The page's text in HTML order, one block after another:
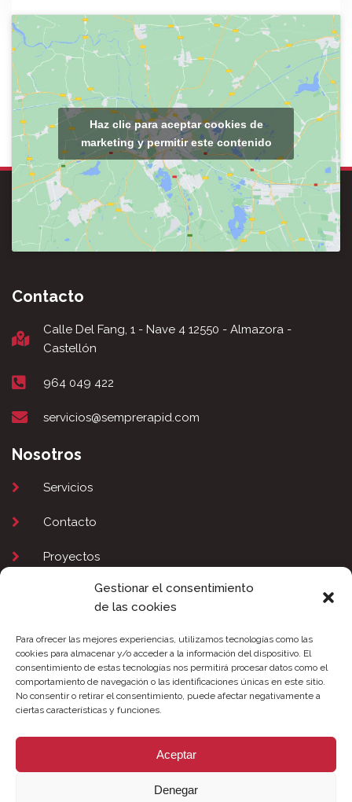
Gestionar el consentimiento
de las cookies
Para ofrecer las mejores experiencias, utilizamos tecnologías como las
cookies para almacenar y/o acceder a la información del dispositivo. El
consentimiento de estas tecnologías nos permitirá procesar datos como el
comportamiento de navegación o las identificaciones únicas en este sitio.
No consentir o retirar el consentimiento, puede afectar negativamente a
ciertas características y funciones.
Aceptar
Denegar
Haz clic para aceptar cookies de
marketing y permitir este contenido
Contacto
Calle Del Fang, 1 - Nave 4 12550 - Almazora -
Castellón
964 049 422
servicios@semprerapid.com
Nosotros
Servicios
Contacto
Proyectos
Política de Privacidad
Política de Cookies